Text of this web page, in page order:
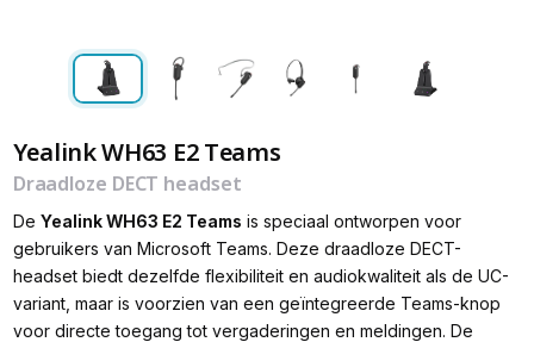
Yealink WH63 E2 Teams
Draadloze DECT headset
De Yealink WH63 E2 Teams is speciaal ontworpen voor
gebruikers van Microsoft Teams. Deze draadloze DECT-
headset biedt dezelfde flexibiliteit en audiokwaliteit als de UC-
variant, maar is voorzien van een geïntegreerde Teams-knop
voor directe toegang tot vergaderingen en meldingen. De